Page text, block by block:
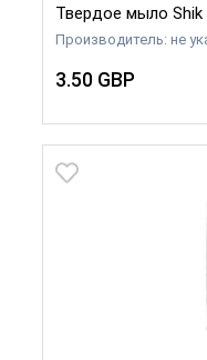
Твердое мыло Shik
Производитель: не
3.50 GBP